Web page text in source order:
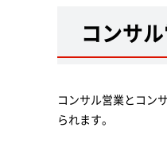
コンサ
コンサル営業とコン
られます。